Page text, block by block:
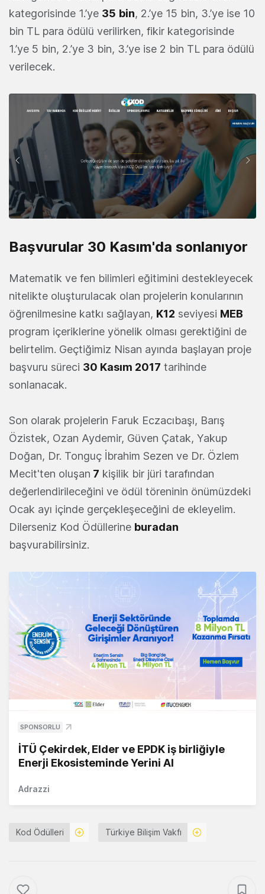
kategorisinde 1.’ye 35 bin, 2.’ye 15 bin, 3.’ye ise 10
bin TL para ödülü verilirken, fikir kategorisinde
1.’ye 5 bin, 2.’ye 3 bin, 3.’ye ise 2 bin TL para ödülü
verilecek.
Başvurular 30 Kasım'da sonlanıyor
Matematik ve fen bilimleri eğitimini destekleyecek
nitelikte oluşturulacak olan projelerin konularının
öğrenilmesine katkı sağlayan, K12 seviyesi MEB
program içeriklerine yönelik olması gerektiğini de
belirtelim. Geçtiğimiz Nisan ayında başlayan proje
başvuru süreci 30 Kasım 2017 tarihinde
sonlanacak.
Son olarak projelerin Faruk Eczacıbaşı, Barış
Özistek, Ozan Aydemir, Güven Çatak, Yakup
Doğan, Dr. Tonguç İbrahim Sezen ve Dr. Özlem
Mecit'ten oluşan 7 kişilik bir jüri tarafından
değerlendirileceğini ve ödül töreninin önümüzdeki
Ocak ayı içinde gerçekleşeceğini de ekleyelim.
Dilerseniz Kod Ödüllerine buradan
başvurabilirsiniz.
SPONSORLU
İTÜ Çekirdek, Elder ve EPDK iş birliğiyle
Enerji Ekosisteminde Yerini Al
Adrazzi
Kod Ödülleri Türkiye Bilişim Vakfı